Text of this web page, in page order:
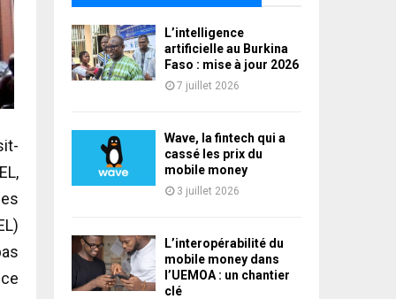
L’intelligence
artificielle au Burkina
Faso : mise à jour 2026
7 juillet 2026
Wave, la fintech qui a
cassé les prix du
mobile money
3 juillet 2026
L’interopérabilité du
mobile money dans
l’UEMOA : un chantier
clé